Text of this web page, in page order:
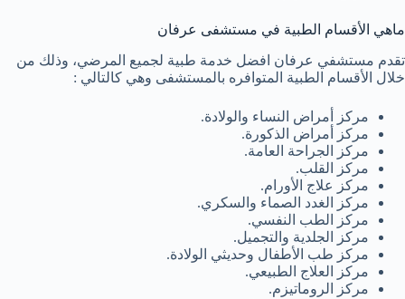
ماهي الأقسام الطبية في مستشفى عرفان
تقدم مستشفي عرفان افضل خدمة طبية لجميع المرضي، وذلك من
خلال الأقسام الطبية المتوافره بالمستشفى وهي كالتالي :
مركز أمراض النساء والولادة.
مركز أمراض الذكورة.
مركز الجراحة العامة.
مركز القلب.
مركز علاج الأورام.
مركز الغدد الصماء والسكري.
مركز الطب النفسي.
مركز الجلدية والتجميل.
مركز طب الأطفال وحديثي الولادة.
مركز العلاج الطبيعي.
مركز الروماتيزم.